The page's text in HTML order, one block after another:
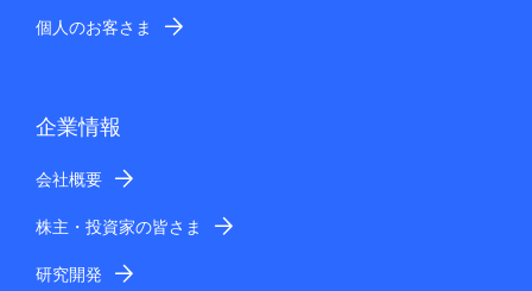
個人のお客さま
企業情報
会社概要
株主・投資家の皆さま
研究開発